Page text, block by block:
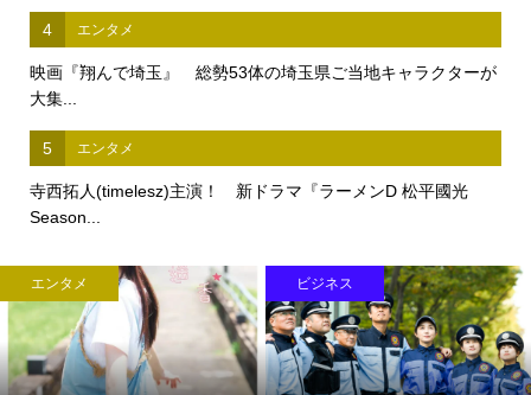
4 エンタメ
映画『翔んで埼玉』 総勢53体の埼玉県ご当地キャラクターが
大集...
5 エンタメ
寺西拓人(timelesz)主演！ 新ドラマ『ラーメンD 松平國光
Season...
エンタメ ビジネス